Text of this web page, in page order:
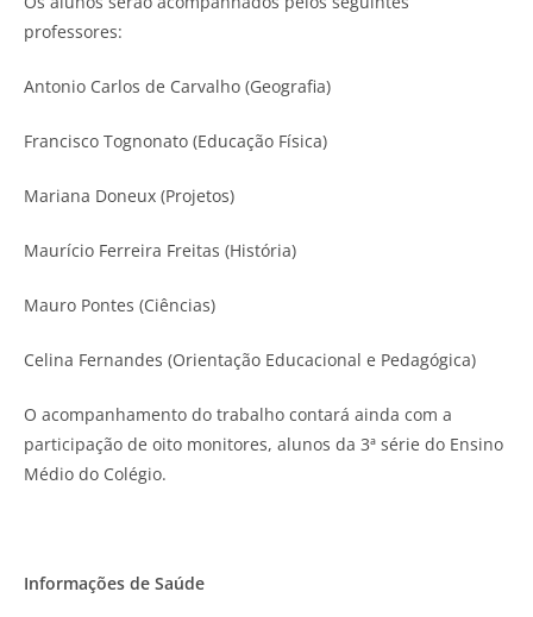
professores:
Antonio Carlos de Carvalho (Geografia)
Francisco Tognonato (Educação Física)
Mariana Doneux (Projetos)
Maurício Ferreira Freitas (História)
Mauro Pontes (Ciências)
Celina Fernandes (Orientação Educacional e Pedagógica)
O acompanhamento do trabalho contará ainda com a
participação de oito monitores, alunos da 3ª série do Ensino
Médio do Colégio.
Informações de Saúde